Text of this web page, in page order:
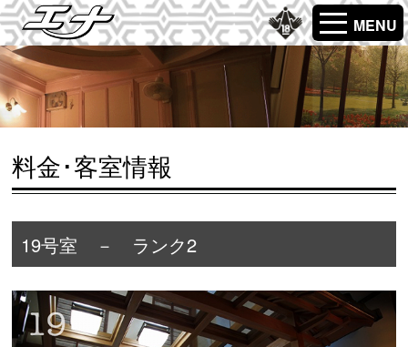
MENU
料金･客室情報
19号室 － ランク2